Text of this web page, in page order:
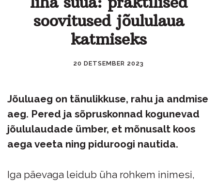
soovitused jõululaua
katmiseks
20 DETSEMBER 2023
Jõuluaeg on tänulikkuse, rahu ja andmise
aeg. Pered ja sõpruskonnad kogunevad
jõululaudade ümber, et mõnusalt koos
aega veeta ning piduroogi nautida.
Iga päevaga leidub üha rohkem inimesi,